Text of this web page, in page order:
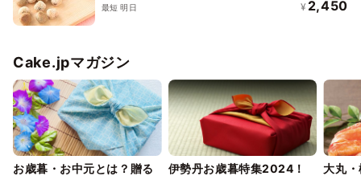
最短 明日 ¥ 2,450
Cake.jpマガジン
お歳暮・お中元とは？贈る
伊勢丹お歳暮特集2024！
大丸